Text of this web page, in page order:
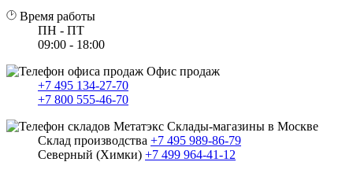
Время работы
ПН - ПТ
09:00 - 18:00
Офис продаж
+7 495 134-27-70
+7 800 555-46-70
Склады-магазины в Москве
Склад производства +7 495 989-86-79
Северный (Химки) +7 499 964-41-12